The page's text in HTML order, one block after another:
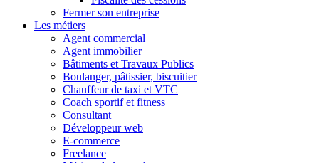
Fermer son entreprise
Les métiers
Agent commercial
Agent immobilier
Bâtiments et Travaux Publics
Boulanger, pâtissier, biscuitier
Chauffeur de taxi et VTC
Coach sportif et fitness
Consultant
Développeur web
E-commerce
Freelance